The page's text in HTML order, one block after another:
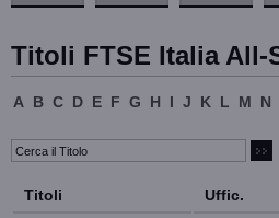
Titoli FTSE Italia All-
A B C D E F G H I J K L M N
Titoli Uffic.